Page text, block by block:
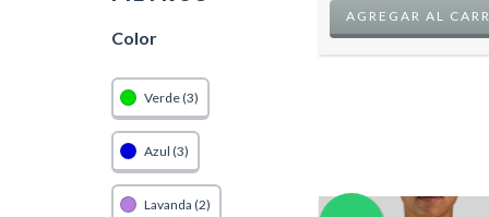
Color
Verde (3)
Azul (3)
Lavanda (2)
AGREGAR AL